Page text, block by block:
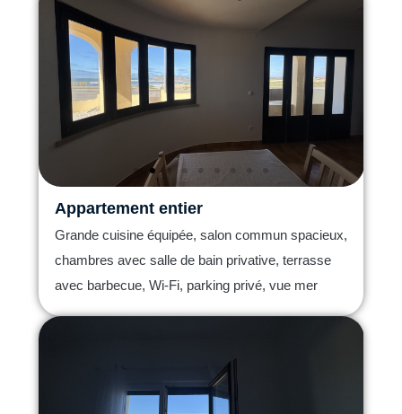
Appartement entier
Grande cuisine équipée, salon commun spacieux,
chambres avec salle de bain privative, terrasse
avec barbecue, Wi-Fi, parking privé, vue mer